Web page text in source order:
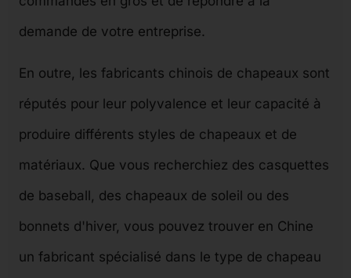
demande de votre entreprise.
En outre, les fabricants chinois de chapeaux sont
réputés pour leur polyvalence et leur capacité à
produire différents styles de chapeaux et de
matériaux. Que vous recherchiez des casquettes
de baseball, des chapeaux de soleil ou des
bonnets d'hiver, vous pouvez trouver en Chine
un fabricant spécialisé dans le type de chapeau